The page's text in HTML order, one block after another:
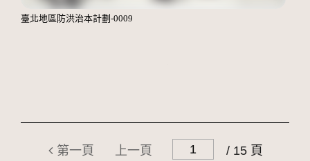
臺北地區防洪治本計劃-0009
第一頁 上一頁 / 15 頁